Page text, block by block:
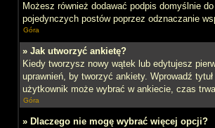
Możesz również dodawać podpis domyślnie
pojedynczych postów poprzez odznaczanie
Góra
» Jak utworzyć ankietę?
Kiedy tworzysz nowy wątek lub edytujesz
uprawnień, by tworzyć ankiety. Wprowadź
użytkownik może wybrać w ankiecie, czas
Góra
» Dlaczego nie mogę wybrać więcej opcji?